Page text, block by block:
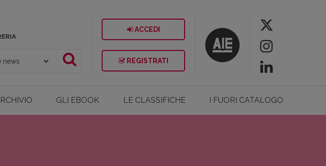
ACCEDI
REGISTRATI
GLI EBOOK LE CLASSIFICHE I FUORI CATALOGO